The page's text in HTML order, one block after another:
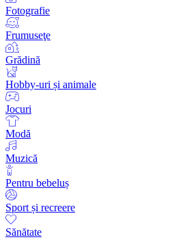
Fotografie
Frumuseţe
Grădină
Hobby-uri și animale
Jocuri
Modă
Muzică
Pentru bebeluș
Sport și recreere
Sănătate